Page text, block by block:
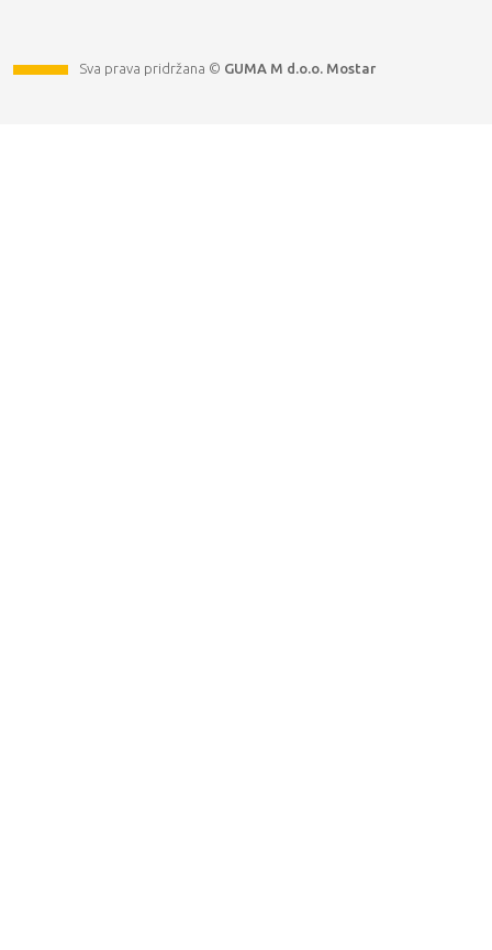
Sva prava pridržana © GUMA M d.o.o. Mostar